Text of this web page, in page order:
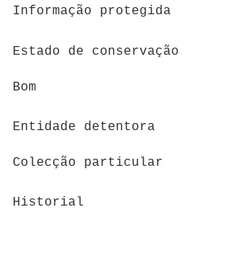
Informação protegida
Estado de conservação
Bom
Entidade detentora
Colecção particular
Historial